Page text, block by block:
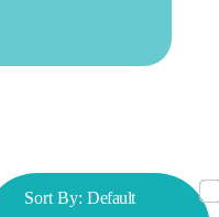
Sort By:Default